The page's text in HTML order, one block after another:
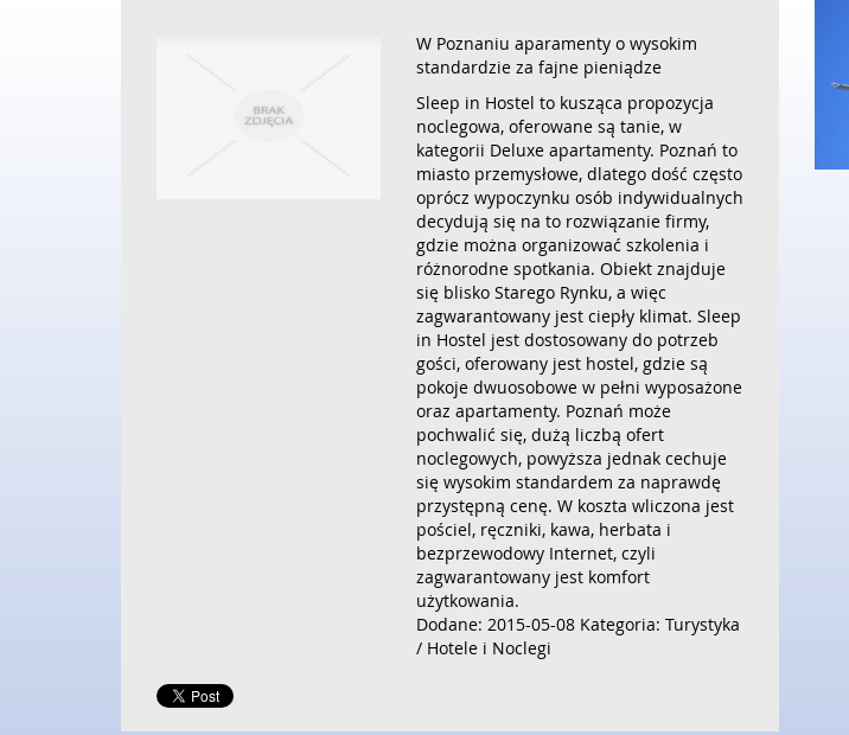
W Poznaniu aparamenty o wysokim
standardzie za fajne pieniądze
Sleep in Hostel to kusząca propozycja
noclegowa, oferowane są tanie, w
kategorii Deluxe apartamenty. Poznań to
miasto przemysłowe, dlatego dość często
oprócz wypoczynku osób indywidualnych
decydują się na to rozwiązanie firmy,
gdzie można organizować szkolenia i
różnorodne spotkania. Obiekt znajduje
się blisko Starego Rynku, a więc
zagwarantowany jest ciepły klimat. Sleep
in Hostel jest dostosowany do potrzeb
gości, oferowany jest hostel, gdzie są
pokoje dwuosobowe w pełni wyposażone
oraz apartamenty. Poznań może
pochwalić się, dużą liczbą ofert
noclegowych, powyższa jednak cechuje
się wysokim standardem za naprawdę
przystępną cenę. W koszta wliczona jest
pościel, ręczniki, kawa, herbata i
bezprzewodowy Internet, czyli
zagwarantowany jest komfort
użytkowania.
Dodane: 2015-05-08 Kategoria: Turystyka
/ Hotele i Noclegi